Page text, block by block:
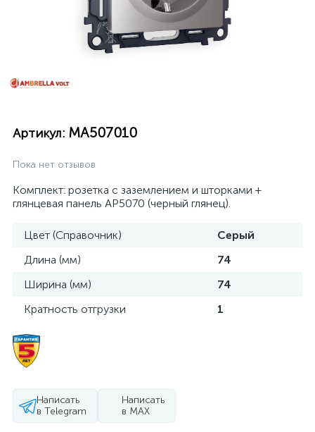
Артикул: MA507010
Пока нет отзывов
Комплект: розетка с заземлением и шторками +
глянцевая панель AP5070 (черный глянец).
Цвет (Справочник)
Серый
Длина (мм)
74
Ширина (мм)
74
Кратность отгрузки
1
Написать
в Telegram
Написать
в MAX